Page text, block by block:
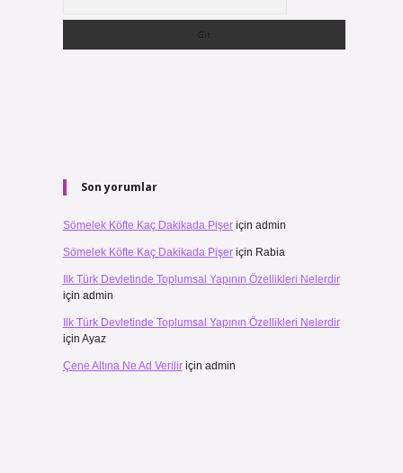
Son yorumlar
Sömelek Köfte Kaç Dakikada Pişeriçin admin
Sömelek Köfte Kaç Dakikada Pişeriçin Rabia
Ilk Türk Devletinde Toplumsal Yapının Özellikleri Nelerdir
için admin
Ilk Türk Devletinde Toplumsal Yapının Özellikleri Nelerdir
için Ayaz
Çene Altına Ne Ad Veriliriçin admin